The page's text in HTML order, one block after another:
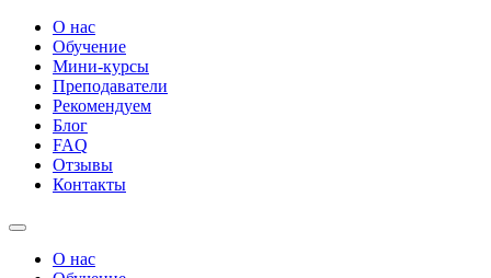
О нас
Обучение
Мини-курсы
Преподаватели
Рекомендуем
Блог
FAQ
Отзывы
Контакты
О нас